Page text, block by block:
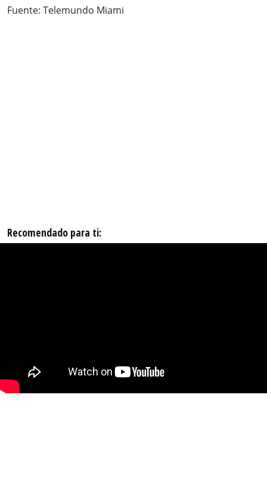
Fuente: Telemundo Miami
Recomendado para ti: